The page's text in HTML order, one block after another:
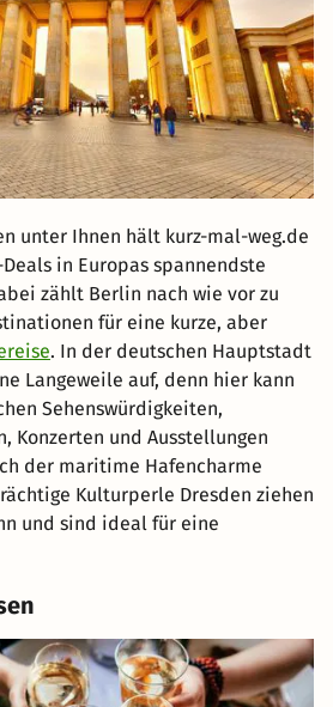
unter Ihnen hält kurz-mal-weg.de
in Europas spannendste
zählt Berlin nach wie vor zu
für eine kurze, aber
. In der deutschen Hauptstadt
Langeweile auf, denn hier kann
Sehenswürdigkeiten,
Konzerten und Ausstellungen
der maritime Hafencharme
Kulturperle Dresden ziehen
und sind ideal für eine